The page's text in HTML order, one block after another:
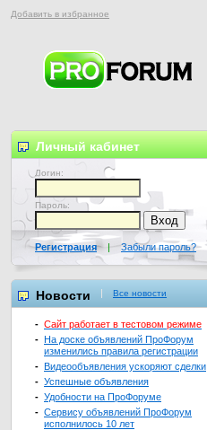
Добавить в избранное
Личный кабинет
Логин:
Пароль:
Регистрация | Забыли пароль?
Новости Все новости
- Сайт работает в тестовом режиме
- На доске объявлений ПроФорум
изменились правила регистрации
- Видеообъявления ускоряют сделки
- Успешные объявления
- Удобности на ПроФоруме
- Сервису объявлений ПроФорум
исполнилось 10 лет